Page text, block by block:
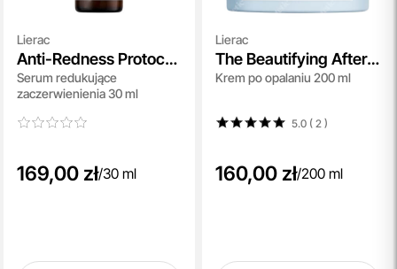
Lierac
Anti-Redness Protocol
The Serum
Serum redukujące
zaczerwienienia 30 ml
169,00 zł/30 ml
Lierac
The Beautifying After
Sun Cream
Krem po opalaniu 200 ml
5.0 ( 2 )
160,00 zł/200 ml